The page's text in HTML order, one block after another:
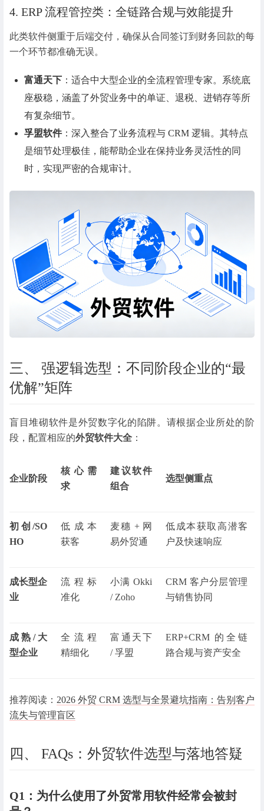
4. ERP 流程管控类：全链路合规与效能提升
此类软件侧重于后端交付，确保从合同签订到财务回款的每
一个环节都准确无误。
富通天下 ：适合中大型企业的全流程管理专家。系统底
座极稳，涵盖了外贸业务中的单证、退税、进销存等所
有复杂细节。
孚盟软件：深入整合了业务流程与 CRM 逻辑。其特点
是细节处理极佳，能帮助企业在保持业务灵活性的同
时，实现严密的合规审计。
三、 强逻辑选型：不同阶段企业的“最
优解”矩阵
盲目堆砌软件是外贸数字化的陷阱。请根据企业所处的阶
段，配置相应的外贸软件大全 ：
企业阶段
核心需
求
建议软件
组合
选型侧重点
初创/SO
HO
低成本
获客
麦穗 + 网
易外贸通
低成本获取高潜客
户及快速响应
成长型企
业
流程标
准化
小满 Okki
/ Zoho
CRM 客户分层管理
与销售协同
成熟/大
型企业
全流程
精细化
富通天下
/ 孚盟
ERP+CRM 的全链
路合规与资产安全
推荐阅读： 2026 外贸 CRM 选型与全景避坑指南：告别客户
流失与管理盲区
四、 FAQs：外贸软件选型与落地答疑
Q1：为什么使用了外贸常用软件经常会被封